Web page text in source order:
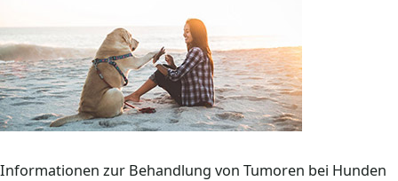
Informationen zur Behandlung von Tumoren bei Hunden